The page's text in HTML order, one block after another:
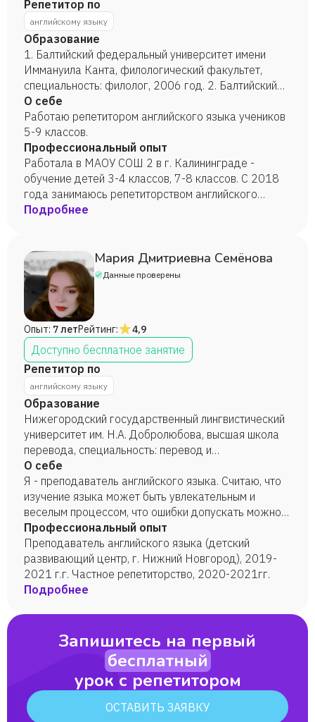
Репетитор по
английскому языку
Образование
1. Балтийский федеральный университет имени
Иммануила Канта, филологический факультет,
специальность: филолог, 2006 год. 2. Балтийский
федеральный университет имени Иммануила Канта,
переподготовка "Учитель английского языка", 2018
год.
О себе
Работаю репетитором английского языка учеников
5-9 классов.
Профессиональный опыт
Работала в МАОУ СОШ 2 в г. Калининграде -
обучение детей 3-4 классов, 7-8 классов. С 2018
года занимаюсь репетиторством английского
языка, провожу дистанционные занятия.
Подробнее
Мария Дмитриевна Семёнова
Данные проверены
Опыт: 7 летРейтинг: 4,9
Доступно бесплатное занятие
Репетитор по
английскому языку
Образование
Нижегородский государственный лингвистический
университет им. Н.А. Добролюбова, высшая школа
перевода, специальность: перевод и
О себе
Я - преподаватель английского языка. Считаю, что
изучение языка может быть увлекательным и
веселым процессом, что ошибки допускать можно и
нужно, ведь именно они помогают нам
совершенствоваться. "Предполагать хорошо,
добраться до истины лучше." Марк Твен.
Профессиональный опыт
Преподаватель английского языка (детский
развивающий центр, г. Нижний Новгород), 2019-
2021 г.г. Частное репетиторство, 2020-2021гг.
Подробнее
Запишитесь на первый
бесплатный
урок с репетитором
ОСТАВИТЬ ЗАЯВКУ